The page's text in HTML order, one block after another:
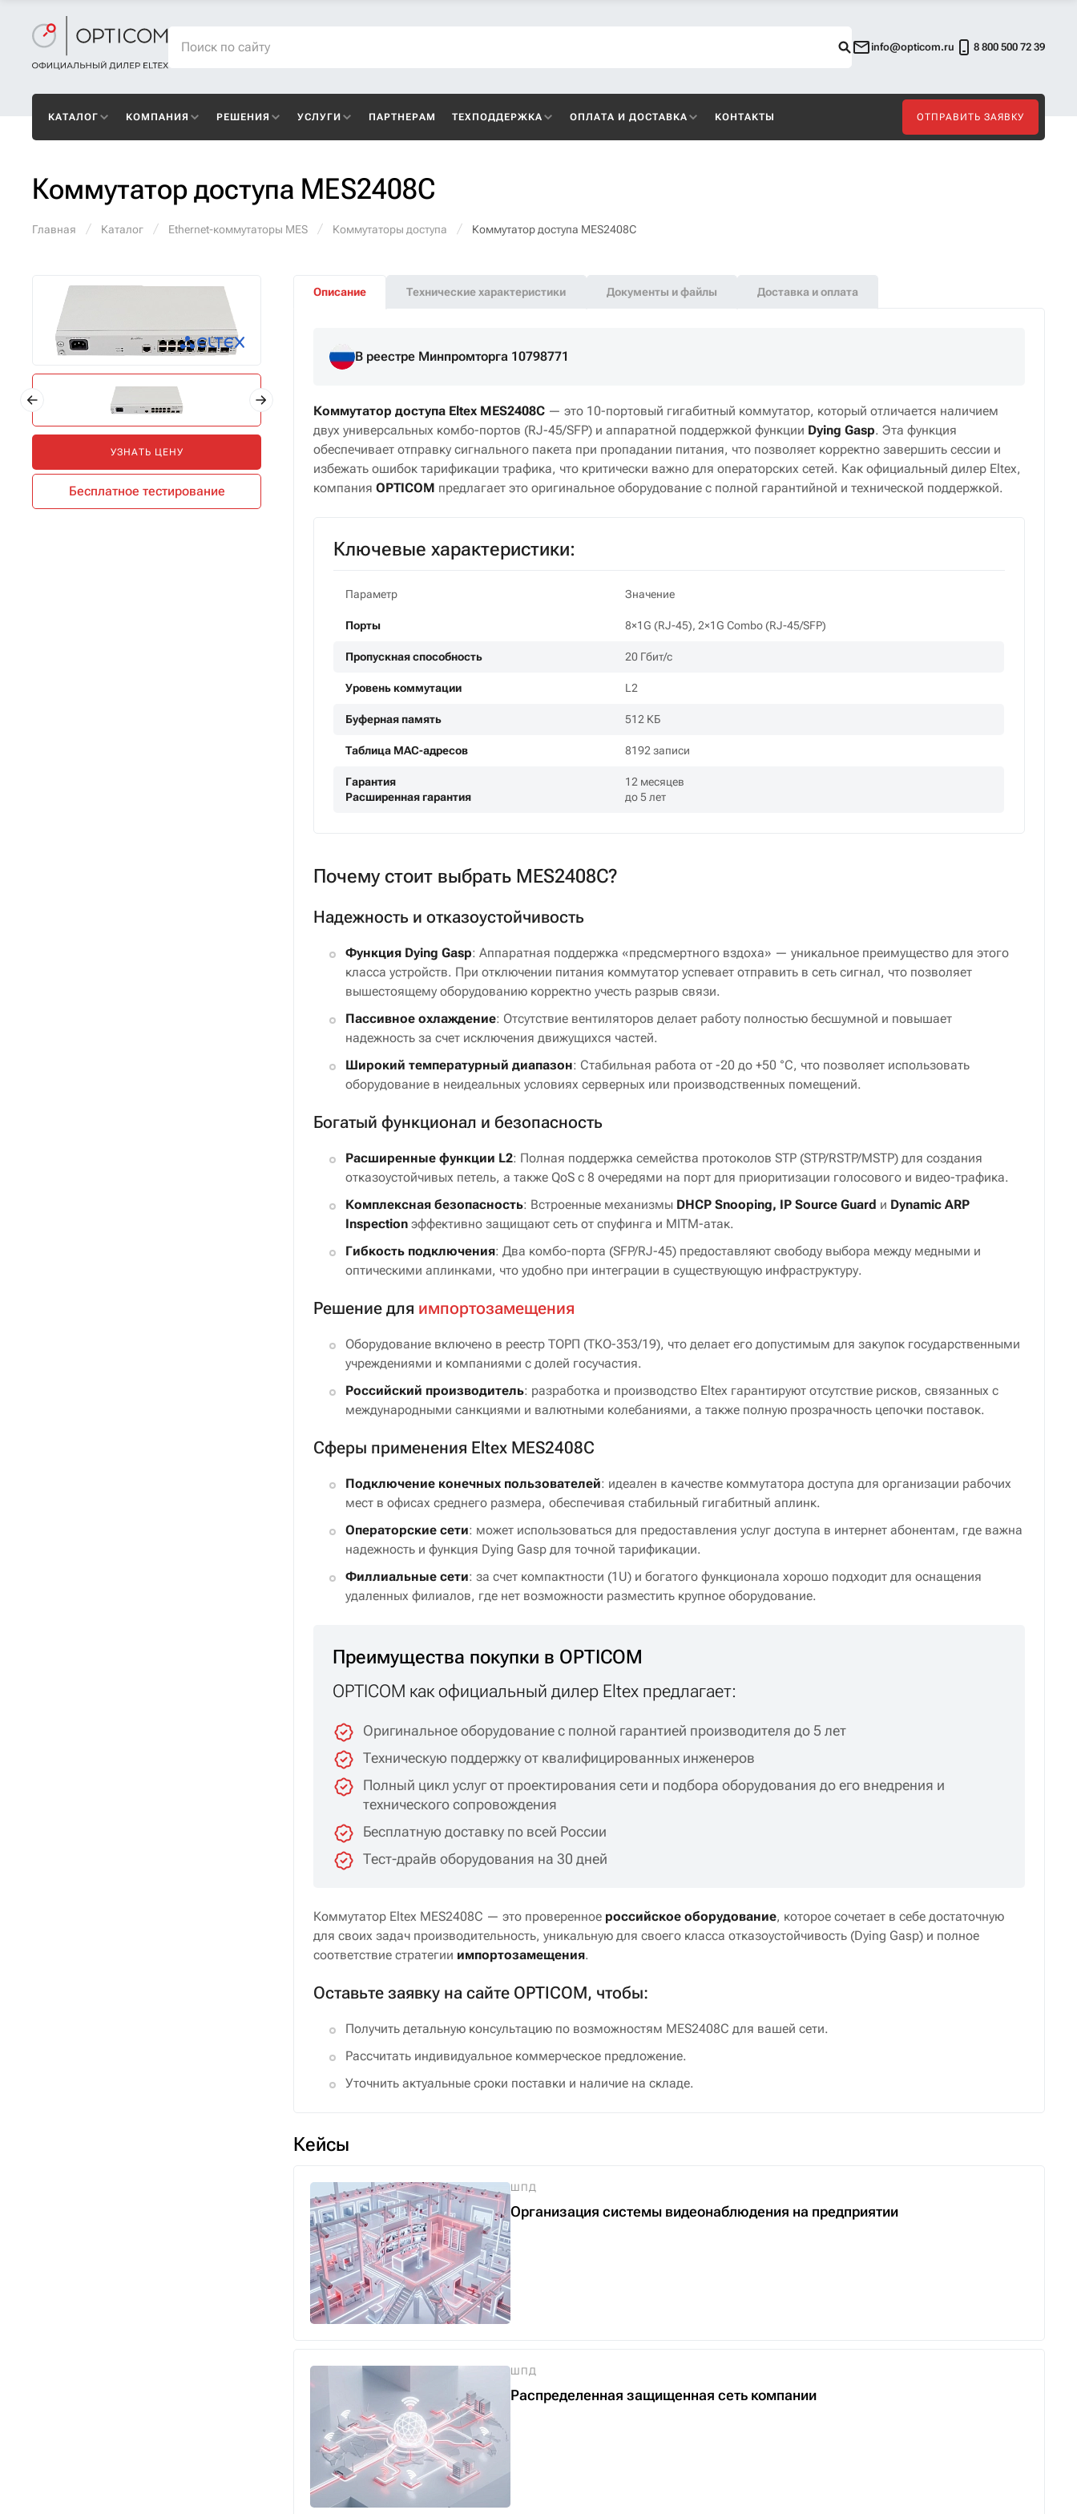
info@opticom.ru 8 800 500 72 39
КАТАЛОГ КОМПАНИЯ РЕШЕНИЯ УСЛУГИ ПАРТНЕРАМ ТЕХПОДДЕРЖКА ОПЛАТА И ДОСТАВКА КОНТАКТЫ ОТПРАВИТЬ ЗАЯВКУ
Коммутатор доступа MES2408C
Главная Каталог Ethernet-коммутаторы MES Коммутаторы доступа Коммутатор доступа MES2408C
УЗНАТЬ ЦЕНУ
Бесплатное тестирование
Описание Технические характеристики Документы и файлы Доставка и оплата
В реестре Минпромторга 10798771
Коммутатор доступа Eltex MES2408C — это 10-портовый гигабитный коммутатор, который отличается наличием
двух универсальных комбо-портов (RJ-45/SFP) и аппаратной поддержкой функции Dying Gasp. Эта функция
обеспечивает отправку сигнального пакета при пропадании питания, что позволяет корректно завершить сессии и
избежать ошибок тарификации трафика, что критически важно для операторских сетей. Как официальный дилер Eltex,
компанияOPTICOM предлагает это оригинальное оборудование с полной гарантийной и технической поддержкой.
Ключевые характеристики:
Параметр Значение
Порты 8×1G (RJ-45), 2×1G Combo (RJ-45/SFP)
Пропускная способность 20 Гбит/с
Уровень коммутации L2
Буферная память 512 КБ
Таблица MAC-адресов 8192 записи
Гарантия
Расширенная гарантия
12 месяцев
до 5 лет
Почему стоит выбрать MES2408C?
Надежность и отказоустойчивость
Функция Dying Gasp: Аппаратная поддержка «предсмертного вздоха» — уникальное преимущество для этого
класса устройств. При отключении питания коммутатор успевает отправить в сеть сигнал, что позволяет
вышестоящему оборудованию корректно учесть разрыв связи.
Пассивное охлаждение: Отсутствие вентиляторов делает работу полностью бесшумной и повышает
надежность за счет исключения движущихся частей.
Широкий температурный диапазон: Стабильная работа от -20 до +50 °C, что позволяет использовать
оборудование в неидеальных условиях серверных или производственных помещений.
Богатый функционал и безопасность
Расширенные функции L2: Полная поддержка семейства протоколов STP (STP/RSTP/MSTP) для создания
отказоустойчивых петель, а также QoS с 8 очередями на порт для приоритизации голосового и видео-трафика.
Комплексная безопасность: Встроенные механизмы DHCP Snooping, IP Source Guard и Dynamic ARP
Inspection эффективно защищают сеть от спуфинга и MITM-атак.
Гибкость подключения: Два комбо-порта (SFP/RJ-45) предоставляют свободу выбора между медными и
оптическими аплинками, что удобно при интеграции в существующую инфраструктуру.
Решение для импортозамещения
Оборудование включено в реестр ТОРП (ТКО-353/19), что делает его допустимым для закупок государственными
учреждениями и компаниями с долей госучастия.
Российский производитель: разработка и производство Eltex гарантируют отсутствие рисков, связанных с
международными санкциями и валютными колебаниями, а также полную прозрачность цепочки поставок.
Сферы применения Eltex MES2408C
Подключение конечных пользователей: идеален в качестве коммутатора доступа для организации рабочих
мест в офисах среднего размера, обеспечивая стабильный гигабитный аплинк.
Операторские сети: может использоваться для предоставления услуг доступа в интернет абонентам, где важна
надежность и функция Dying Gasp для точной тарификации.
Филлиальные сети: за счет компактности (1U) и богатого функционала хорошо подходит для оснащения
удаленных филиалов, где нет возможности разместить крупное оборудование.
Преимущества покупки в OPTICOM
OPTICOM как официальный дилер Eltex предлагает:
Оригинальное оборудование с полной гарантией производителя до 5 лет
Техническую поддержку от квалифицированных инженеров
Полный цикл услуг от проектирования сети и подбора оборудования до его внедрения и
технического сопровождения
Бесплатную доставку по всей России
Тест-драйв оборудования на 30 дней
Коммутатор Eltex MES2408C — это проверенное российское оборудование, которое сочетает в себе достаточную
для своих задач производительность, уникальную для своего класса отказоустойчивость (Dying Gasp) и полное
соответствие стратегии импортозамещения.
Оставьте заявку на сайте OPTICOM, чтобы:
Получить детальную консультацию по возможностям MES2408C для вашей сети.
Рассчитать индивидуальное коммерческое предложение.
Уточнить актуальные сроки поставки и наличие на складе.
Кейсы
ШПД
Организация системы видеонаблюдения на предприятии
ШПД
Распределенная защищенная сеть компании